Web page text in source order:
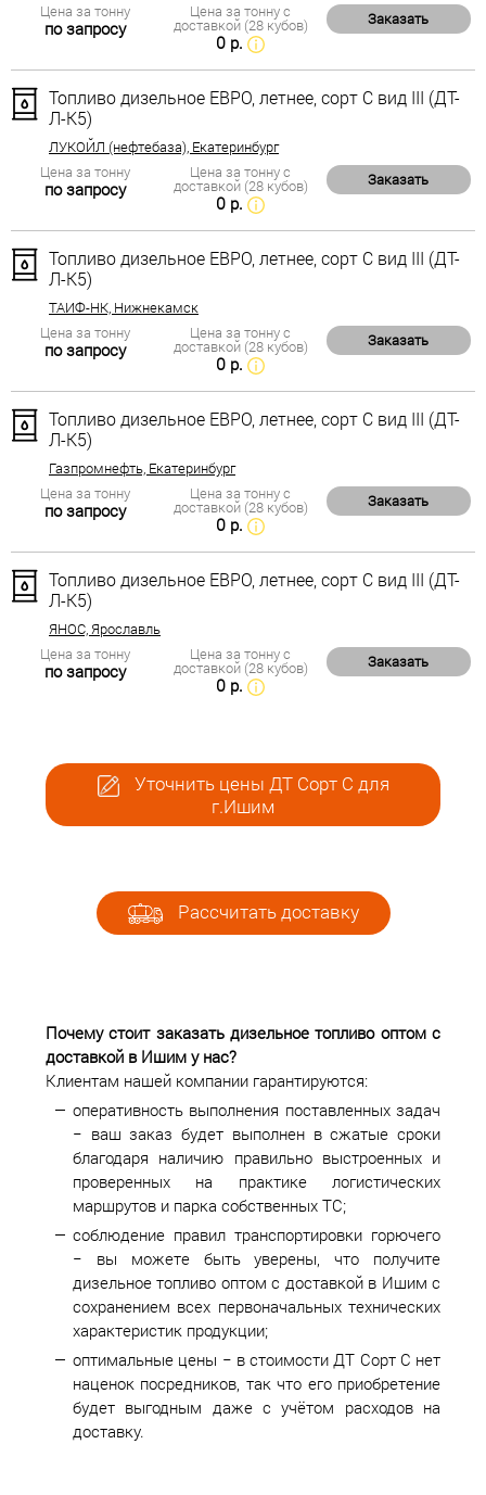
Цена за тонну
по запросу
Цена за тонну с
доставкой (28 кубов)
0 р.
Заказать
Топливо дизельное ЕВРО, летнее, сорт С вид III (ДТ-
Л-К5)
ЛУКОЙЛ (нефтебаза), Екатеринбург
Цена за тонну
по запросу
Цена за тонну с
доставкой (28 кубов)
0 р.
Заказать
Топливо дизельное ЕВРО, летнее, сорт С вид III (ДТ-
Л-К5)
ТАИФ-НК, Нижнекамск
Цена за тонну
по запросу
Цена за тонну с
доставкой (28 кубов)
0 р.
Заказать
Топливо дизельное ЕВРО, летнее, сорт С вид III (ДТ-
Л-К5)
Газпромнефть, Екатеринбург
Цена за тонну
по запросу
Цена за тонну с
доставкой (28 кубов)
0 р.
Заказать
Топливо дизельное ЕВРО, летнее, сорт С вид III (ДТ-
Л-К5)
ЯНОС, Ярославль
Цена за тонну
по запросу
Цена за тонну с
доставкой (28 кубов)
0 р.
Заказать
Уточнить цены ДТ Сорт С для
г.Ишим
Рассчитать доставку
Почему стоит заказать дизельное топливо оптом с
доставкой в Ишим у нас?
Клиентам нашей компании гарантируются:
оперативность выполнения поставленных задач
− ваш заказ будет выполнен в сжатые сроки
благодаря наличию правильно выстроенных и
проверенных на практике логистических
маршрутов и парка собственных ТС;
соблюдение правил транспортировки горючего
− вы можете быть уверены, что получите
дизельное топливо оптом с доставкой в Ишим с
сохранением всех первоначальных технических
характеристик продукции;
оптимальные цены − в стоимости ДТ Сорт С нет
наценок посредников, так что его приобретение
будет выгодным даже с учётом расходов на
доставку.